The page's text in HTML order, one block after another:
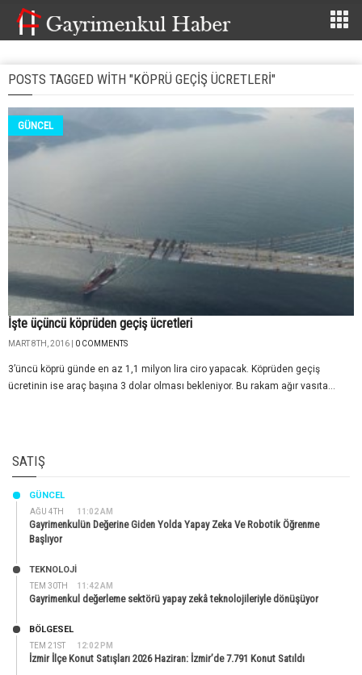
POSTS TAGGED WITH "KÖPRÜ GEÇIŞ ÜCRETLERI"
GÜNCEL
İşte üçüncü köprüden geçiş ücretleri
MART 8TH, 2016 | 0 COMMENTS
3’üncü köprü günde en az 1,1 milyon lira ciro yapacak. Köprüden geçiş
ücretinin ise araç başına 3 dolar olması bekleniyor. Bu rakam ağır vasıta...
SATIŞ
AĞU 4TH 11:02 AM
GÜNCEL
Gayrimenkulün Değerine Giden Yolda Yapay Zeka Ve Robotik Öğrenme
Başlıyor
TEM 30TH 11:42 AM
TEKNOLOJİ
Gayrimenkul değerleme sektörü yapay zekâ teknolojileriyle dönüşüyor
TEM 21ST 12:02 PM
BÖLGESEL
İzmir İlçe Konut Satışları 2026 Haziran: İzmir’de 7.791 Konut Satıldı